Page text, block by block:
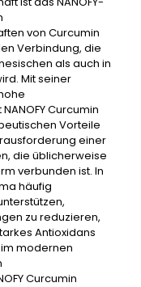
von Curcumin
Verbindung, die
als auch in
Mit seiner
Curcumin
Vorteile
einer
die üblicherweise
verbunden ist. In
häufig
zu reduzieren,
Antioxidans
modernen
Curcumin